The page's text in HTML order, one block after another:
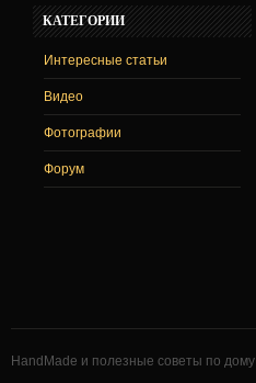
КАТЕГОРИИ
Интересные статьи
Видео
Фотографии
Форум
HandMade и полезные советы по дому